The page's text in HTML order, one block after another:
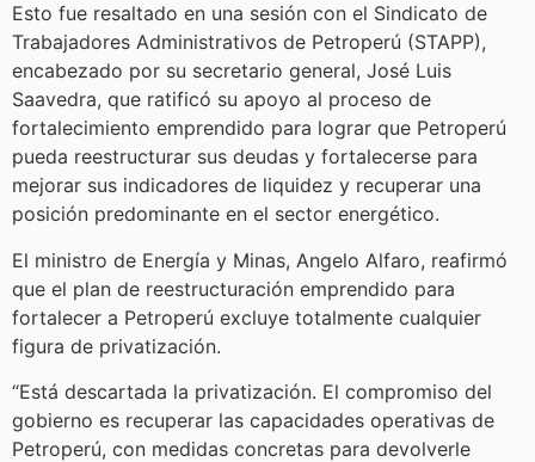
Esto fue resaltado en una sesión con el Sindicato de
Trabajadores Administrativos de Petroperú (STAPP),
encabezado por su secretario general, José Luis
Saavedra, que ratificó su apoyo al proceso de
fortalecimiento emprendido para lograr que Petroperú
pueda reestructurar sus deudas y fortalecerse para
mejorar sus indicadores de liquidez y recuperar una
posición predominante en el sector energético.
El ministro de Energía y Minas, Angelo Alfaro, reafirmó
que el plan de reestructuración emprendido para
fortalecer a Petroperú excluye totalmente cualquier
figura de privatización.
“Está descartada la privatización. El compromiso del
gobierno es recuperar las capacidades operativas de
Petroperú, con medidas concretas para devolverle